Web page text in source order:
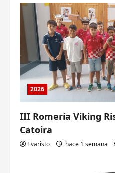
2026
III Romería Viking
Catoira
Evaristo hace 1 semana